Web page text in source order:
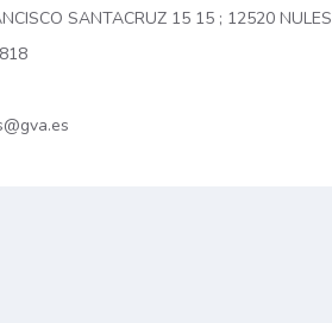
SANTACRUZ 15 15 ; 12520 NULES